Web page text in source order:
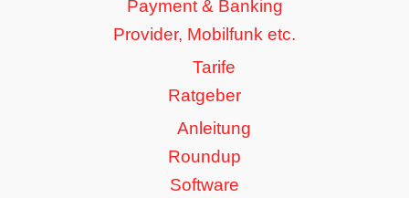
Payment & Banking
Provider, Mobilfunk etc.
Tarife
Ratgeber
Anleitung
Roundup
Software